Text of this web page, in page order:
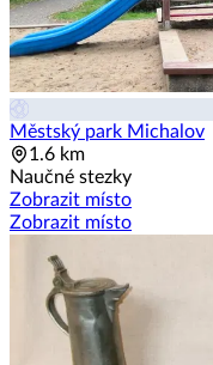
Městský park Michalov
1.6 km
Naučné stezky
Zobrazit místo
Zobrazit místo